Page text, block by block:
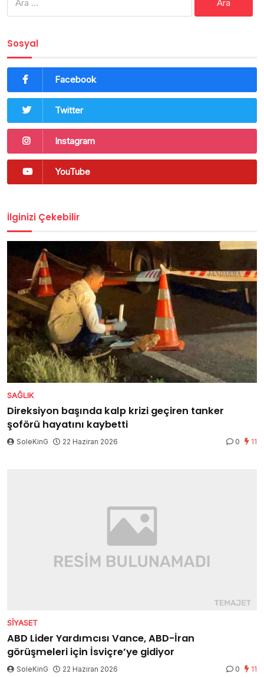
Sosyal
Facebook
Twitter
Instagram
YouTube
İlginizi Çekebilir
SAĞLIK
Direksiyon başında kalp krizi geçiren tanker
şoförü hayatını kaybetti
SoleKinG 22 Haziran 2026 0 11
SIYASET
ABD Lider Yardımcısı Vance, ABD-İran
görüşmeleri için İsviçre’ye gidiyor
SoleKinG 22 Haziran 2026 0 11